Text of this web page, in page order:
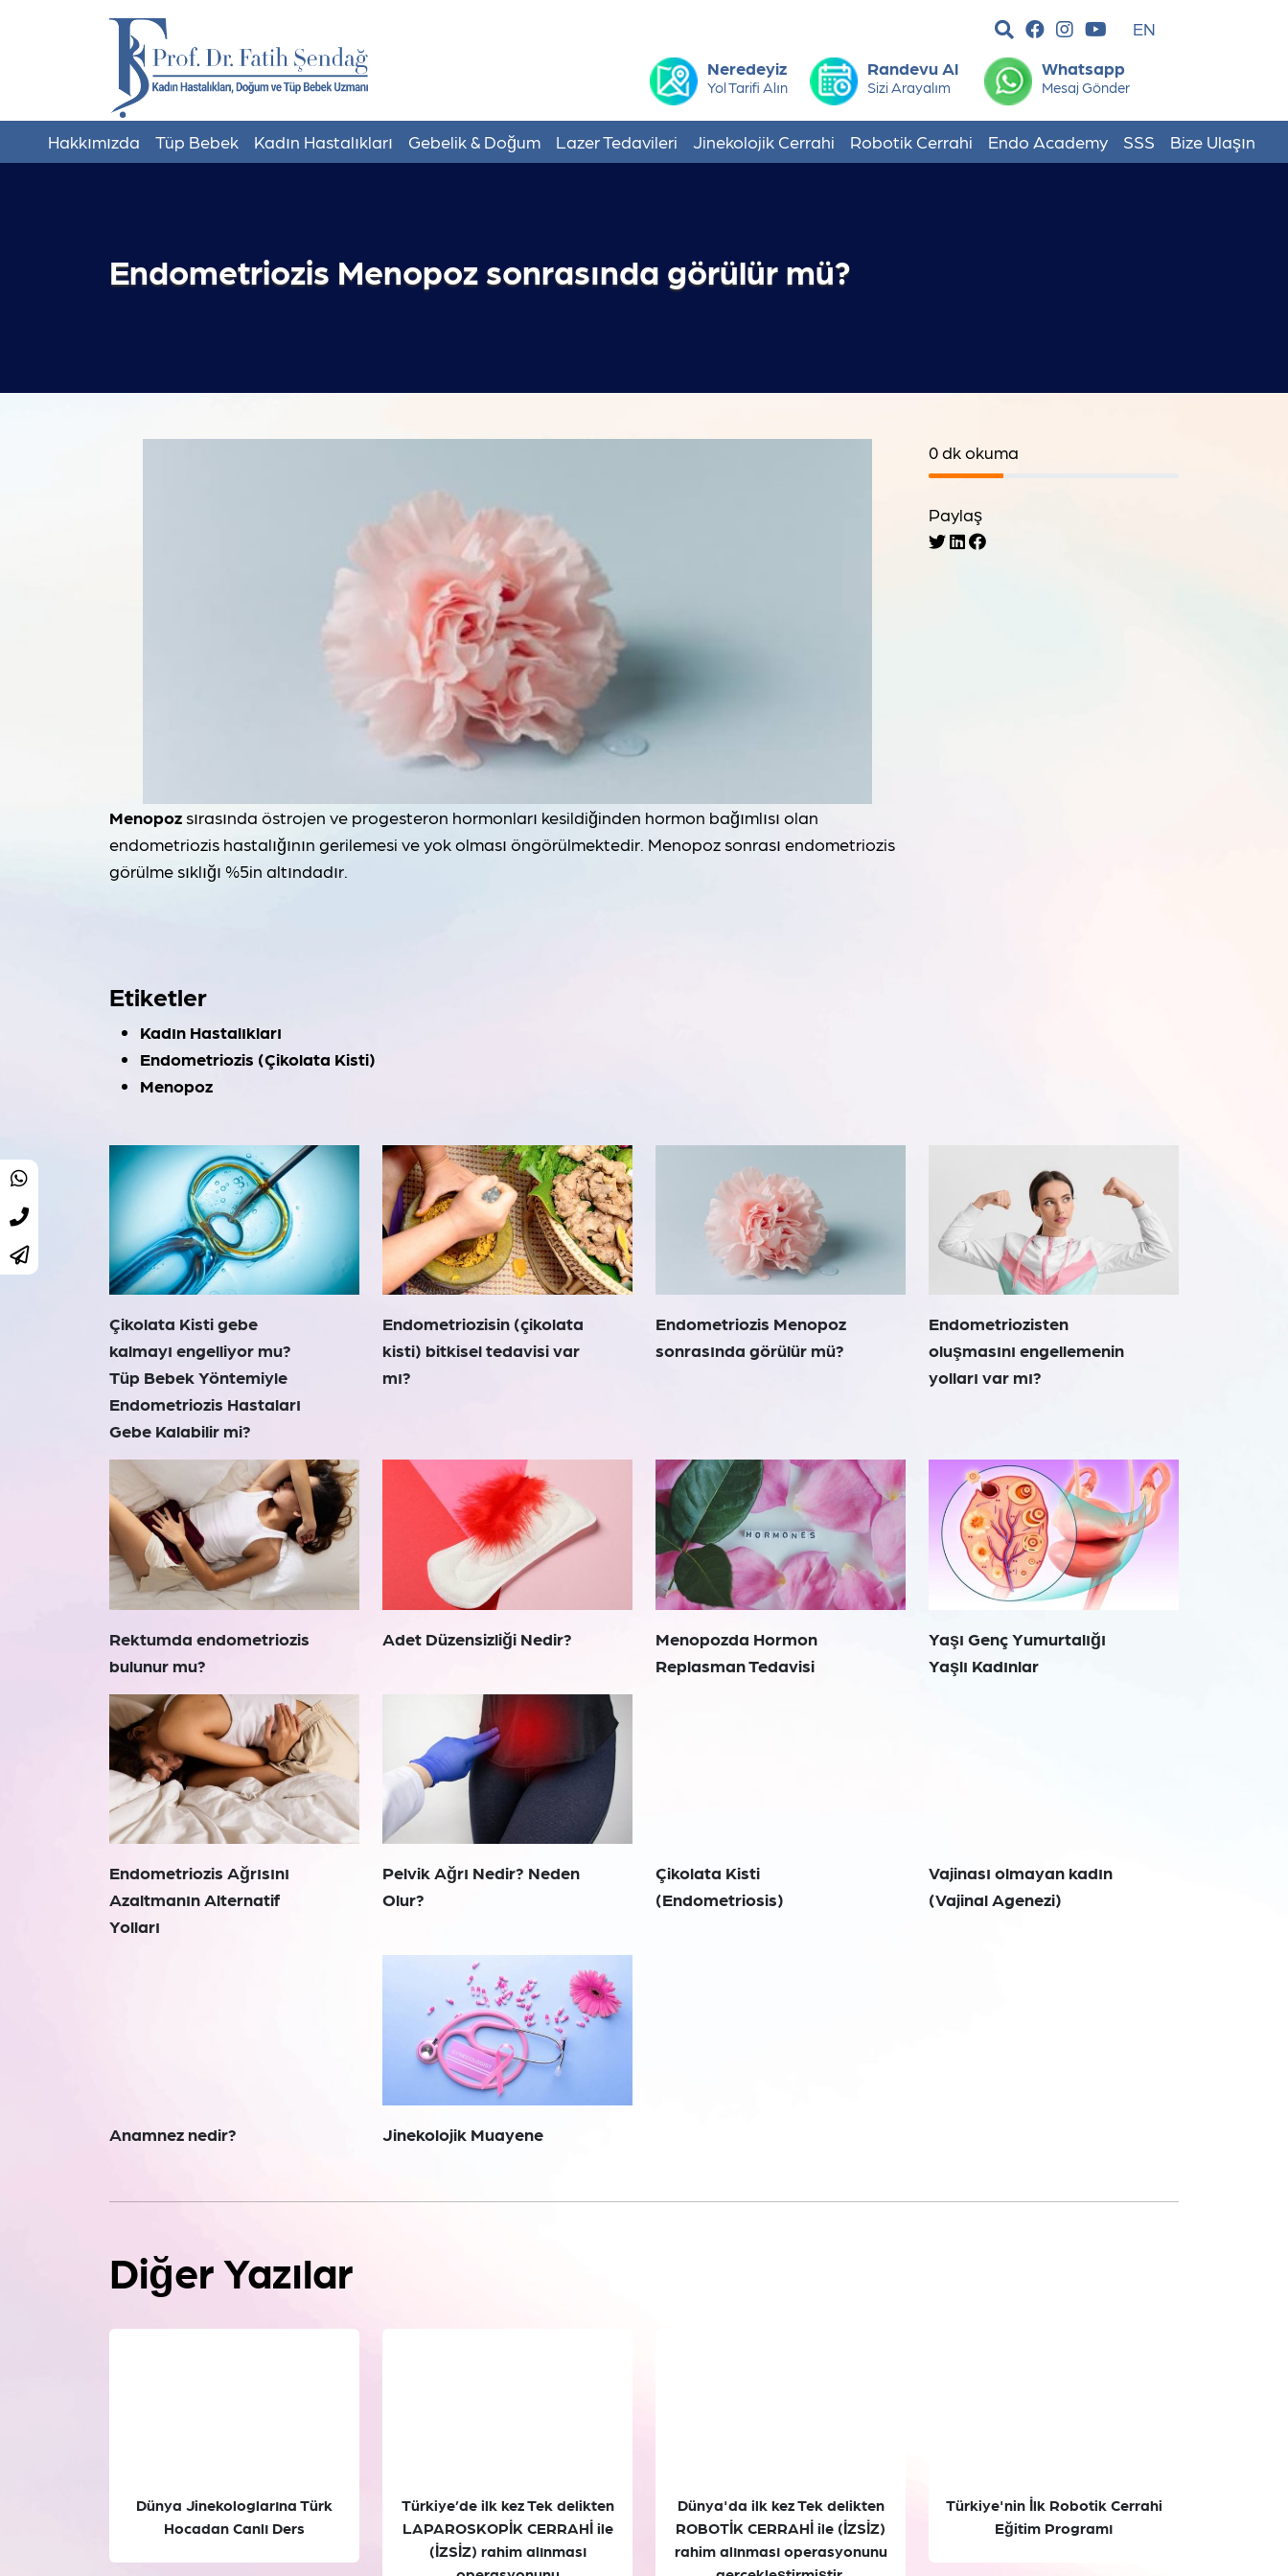
EN
Neredeyiz
Yol Tarifi Alın
Randevu Al
Sizi Arayalım
Whatsapp
Mesaj Gönder
Hakkımızda Tüp Bebek Kadın Hastalıkları Gebelik & Doğum Lazer Tedavileri Jinekolojik Cerrahi Robotik Cerrahi Endo Academy SSS Bize Ulaşın
Endometriozis Menopoz sonrasında görülür mü?
Menopoz sırasında östrojen ve progesteron hormonları kesildiğinden hormon bağımlısı olan
endometriozis hastalığının gerilemesi ve yok olması öngörülmektedir. Menopoz sonrası endometriozis
görülme sıklığı %5in altındadır.
Etiketler
Kadın Hastalıkları
Endometriozis (Çikolata Kisti)
Menopoz
0 dk okuma
Paylaş
Çikolata Kisti gebe
kalmayı engelliyor mu?
Tüp Bebek Yöntemiyle
Endometriozis Hastaları
Gebe Kalabilir mi?
Endometriozisin (çikolata
kisti) bitkisel tedavisi var
mı?
Endometriozis Menopoz
sonrasında görülür mü?
Endometriozisten
oluşmasını engellemenin
yolları var mı?
Rektumda endometriozis
bulunur mu?
Adet Düzensizliği Nedir?
Menopozda Hormon
Replasman Tedavisi
Yaşı Genç Yumurtalığı
Yaşlı Kadınlar
Endometriozis Ağrısını
Azaltmanın Alternatif
Yolları
Pelvik Ağrı Nedir? Neden
Olur?
Çikolata Kisti
(Endometriosis)
Vajinası olmayan kadın
(Vajinal Agenezi)
Anamnez nedir? Jinekolojik Muayene
Diğer Yazılar
Dünya Jinekologlarına Türk
Hocadan Canlı Ders
Türkiye’de ilk kez Tek delikten
LAPAROSKOPİK CERRAHİ ile
(İZSİZ) rahim alınması
Dünya'da ilk kez Tek delikten
ROBOTİK CERRAHİ ile (İZSİZ)
rahim alınması operasyonunu
Türkiye'nin İlk Robotik Cerrahi
Eğitim Programı